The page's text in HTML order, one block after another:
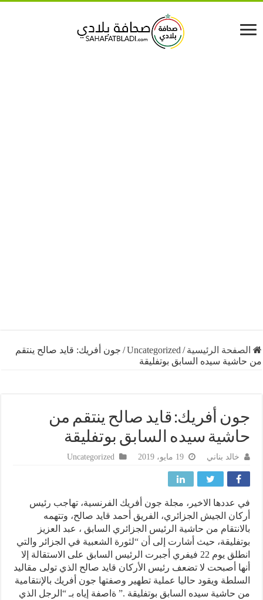
الرئيسية /
Uncategorized
/جون أفريك: قايد صالح ينتقم
سيده السابق بوتفليقة
أفريك: قايد صالح ينتقم من
سيده السابق بوتفليقة
خالد بناني Uncategorized
عددها الاخير، مجلة جون أفريك الفرنسية، تهاجب رئيس
الجيش الجزائري، الفريق أحمد قايد صالح، وتتهمه
من حاشية الرئيس الجزائري السابق ، عبد العزيز
حيث أشارت إلى أن “لثورة الشعبية في الجزائر والتي
انطلق يوم 22 فيفري أجبرت الرئيس السابق على الاستقالة إلا
أصبحت لا تضعف رئيس الأركان قايد صالح الذي تولى مقاليد
ويقود حاليا عملية تطهير وصفتها جون أفريك بالإنتقامية
سيده السابق بوتفليقة .” ةاصفة إياه بـ “الرجل الذي